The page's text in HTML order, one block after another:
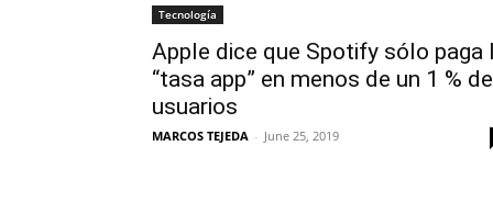
Tecnología
Apple dice que Spotify sólo paga
“tasa app” en menos de un 1 % de
usuarios
MARCOS TEJEDA - June 25, 2019